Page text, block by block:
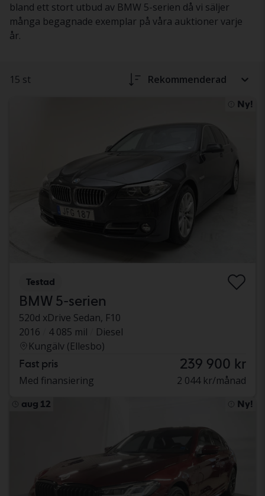
bland ett stort utbud av BMW 5-serien då vi säljer
många begagnade exemplar på våra auktioner varje
år.
15 st Rekommenderad
Ny!
Testad
BMW 5-serien
520d xDrive Sedan, F10
2016
4 085 mil
Diesel
Kungälv (Ellesbo)
Fast pris 239 900 kr
Med finansiering 2 044 kr/månad
aug 12 Ny!